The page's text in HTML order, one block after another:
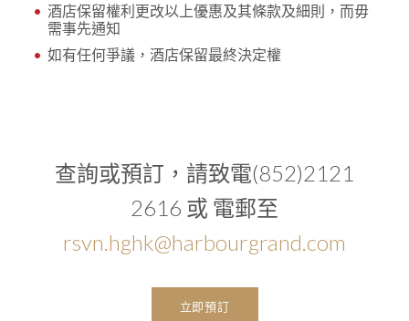
酒店保留權利更改以上優惠及其條款及細則，而毋
需事先通知
如有任何爭議，酒店保留最終決定權
查詢或預訂，請致電(852)2121
2616 或 電郵至
rsvn.hghk@harbourgrand.com
立即預訂